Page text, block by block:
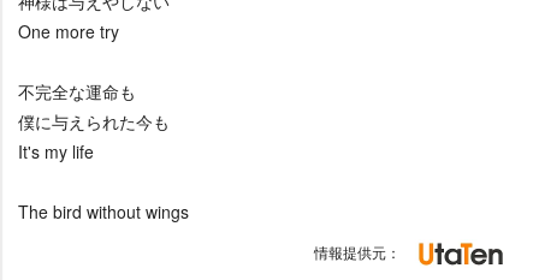
One more try
不完全な運命も
僕に与えられた今も
It's my life
The bird without wings
情報提供元：